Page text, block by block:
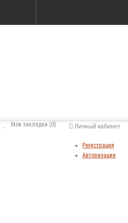
Личный кабинет
Регистрация
Авторизация
Мои закладки (0)